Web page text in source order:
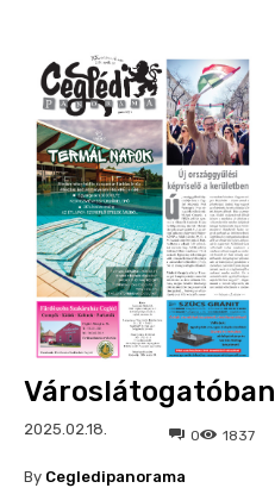
Városlátogatóban
2025.02.18. 1837
0
By Cegledipanorama